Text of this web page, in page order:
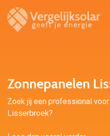
Zonnepanelen
Zoek jij een professional
Lisserbroek?